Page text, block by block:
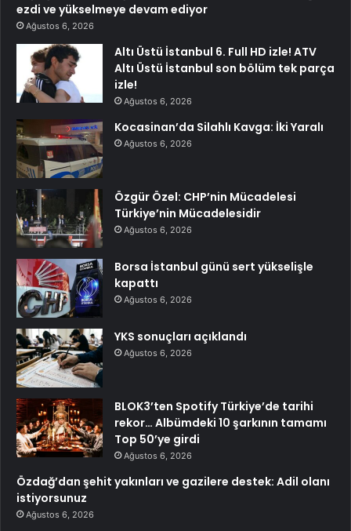
ezdi ve yükselmeye devam ediyor
Ağustos 6, 2026
Altı Üstü İstanbul 6. Full HD izle! ATV
Altı Üstü İstanbul son bölüm tek parça
izle!
Ağustos 6, 2026
Kocasinan’da Silahlı Kavga: İki Yaralı
Ağustos 6, 2026
Özgür Özel: CHP’nin Mücadelesi
Türkiye’nin Mücadelesidir
Ağustos 6, 2026
Borsa İstanbul günü sert yükselişle
kapattı
Ağustos 6, 2026
YKS sonuçları açıklandı
Ağustos 6, 2026
BLOK3’ten Spotify Türkiye’de tarihi
rekor… Albümdeki 10 şarkının tamamı
Top 50’ye girdi
Ağustos 6, 2026
Özdağ’dan şehit yakınları ve gazilere destek: Adil olanı
istiyorsunuz
Ağustos 6, 2026